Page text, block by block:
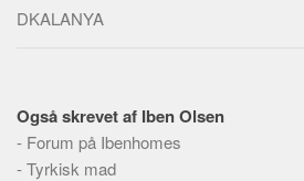
Praktisk
Dokumenttyper
Emner
DKALANYA
Også skrevet af Iben Olsen
- Forum på Ibenhomes
-Tyrkisk mad